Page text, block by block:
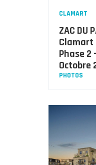
CLAMART
ZAC DU
Clamart
Phase 2
Octobre
PHOTOS